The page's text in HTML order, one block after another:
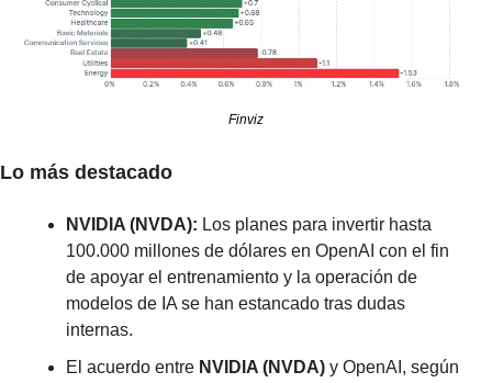
Finviz
Lo más destacado
NVIDIA (NVDA): Los planes para invertir hasta
100.000 millones de dólares en OpenAI con el fin
de apoyar el entrenamiento y la operación de
modelos de IA se han estancado tras dudas
internas.
El acuerdo entre NVIDIA (NVDA) y OpenAI, según